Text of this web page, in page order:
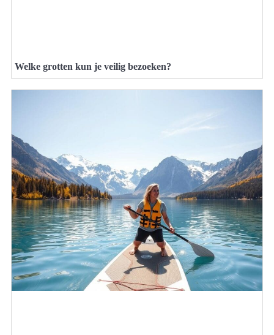
Welke grotten kun je veilig bezoeken?